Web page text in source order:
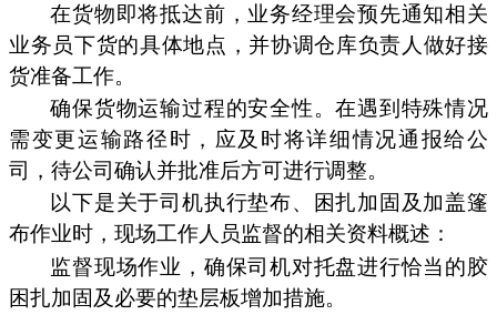
在货物即将抵达前，业务经理会预先通知相关
业务员下货的具体地点，并协调仓库负责人做好接
货准备工作。
确保货物运输过程的安全性。在遇到特殊情况
需变更运输路径时，应及时将详细情况通报给公
司，待公司确认并批准后方可进行调整。
以下是关于司机执行垫布、困扎加固及加盖篷
布作业时，现场工作人员监督的相关资料概述：
监督现场作业，确保司机对托盘进行恰当的胶
困扎加固及必要的垫层板增加措施。